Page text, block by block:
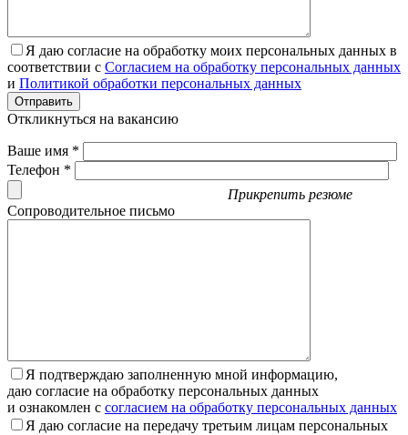
Я даю согласие на обработку моих персональных данных в
соответствии с Согласием на обработку персональных данных
и Политикой обработки персональных данных
Отправить
Откликнуться на вакансию
Ваше имя *
Телефон *
Прикрепить резюме
Сопроводительное письмо
Я подтверждаю заполненную мной информацию,
даю согласие на обработку персональных данных
и ознакомлен с согласием на обработку персональных данных
Я даю согласие на передачу третьим лицам персональных